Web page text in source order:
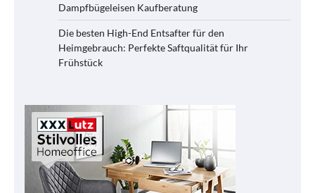
Dampfbügeleisen Kaufberatung
Die besten High-End Entsafter für den
Heimgebrauch: Perfekte Saftqualität für Ihr
Frühstück